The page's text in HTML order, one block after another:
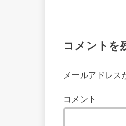
コメントを
メールアドレス
コメント